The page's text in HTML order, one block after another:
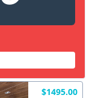
$1495.00